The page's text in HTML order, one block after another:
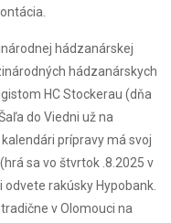
hádzanárskej
hádzanárskych
HC Stockerau (dňa
do Viedni už na
prípravy má svoj
sa vo štvrtok .8.2025 v
rakúsky Hypobank.
v Olomouci na